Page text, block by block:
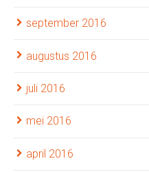
september 2016
augustus 2016
juli 2016
mei 2016
april 2016